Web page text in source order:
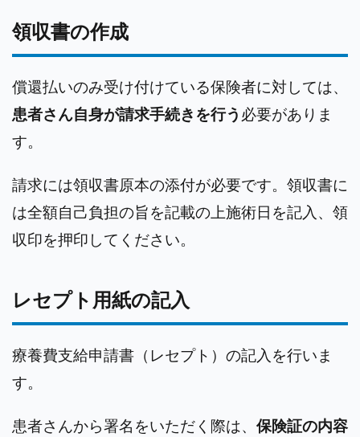
領収書の作成
償還払いのみ受け付けている保険者に対しては、
患者さん自身が請求手続きを行う 必要がありま
す。
請求には領収書原本の添付が必要です。領収書に
は全額自己負担の旨を記載の上施術日を記入、領
収印を押印してください。
レセプト用紙の記入
療養費支給申請書（レセプト）の記入を行いま
す。
患者さんから署名をいただく際は、 保険証の内容